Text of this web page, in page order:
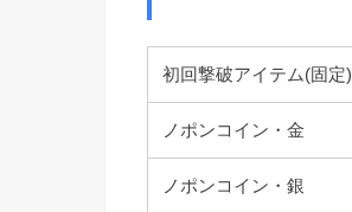
初回撃破アイテム(固定)
ノポンコイン・金
ノポンコイン・銀